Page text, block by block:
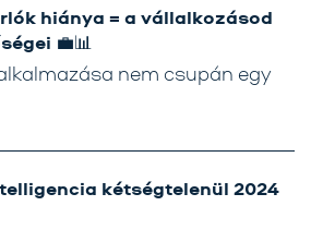
hiánya = a vállalkozásod
💼📊
nem csupán egy
kétségtelenül 2024